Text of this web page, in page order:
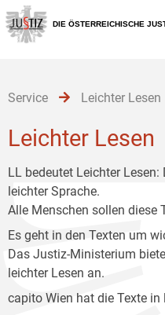
Zur
Hauptnavigation
[1]
Zum
Inhalt
[2]
Zum
Untermenü
[3]
DIE ÖSTERREICHISCHE
Service Leichter Lesen
Leichter Lesen
LL bedeutet Leichter
leichter Sprache.
Alle Menschen sollen diese
Es geht in den Texten um
Das Justiz-Ministerium
leichter Lesen an.
capito Wien hat die Texte